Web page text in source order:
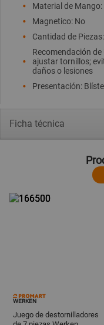
Material de Mango:
Magnetico: No
Cantidad de
Recomendación
ajustar tornillos;
daños o lesiones
Presentación:
Ficha técnica
WERKEN
Juego de destornilladores